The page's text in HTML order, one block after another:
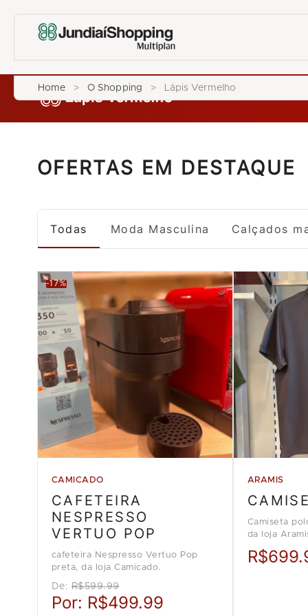
Home > O Shopping > Lápis Vermelho
OFERTAS EM DESTAQUE
Todas Moda Masculina Calçados
-17%
CAMICADO
CAFETEIRA
NESPRESSO
VERTUO POP
cafeteira Nespresso Vertuo Pop
preta, da loja Camicado.
De:R$599.99
Por: R$499.99
ARAMIS
Camiseta
da loja